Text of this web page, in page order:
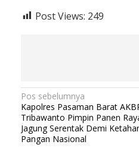
Post Views: 249
N
a
v
Pos sebelumnya
Kapolres Pasaman Barat
Tribawanto Pimpin Panen
Jagung Serentak Demi
Pangan Nasional